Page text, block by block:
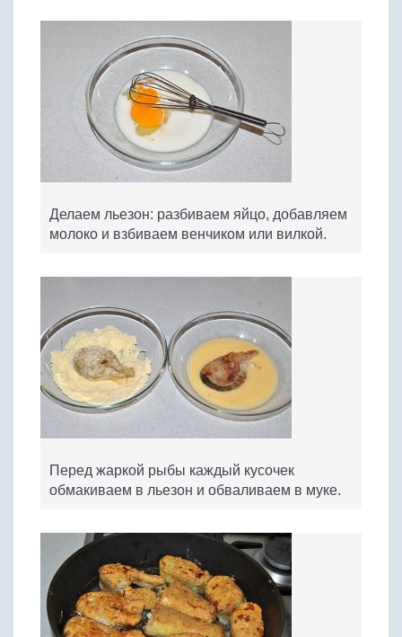
Делаем льезон: разбиваем яйцо, добавляем
молоко и взбиваем венчиком или вилкой.
Перед жаркой рыбы каждый кусочек
обмакиваем в льезон и обваливаем в муке.